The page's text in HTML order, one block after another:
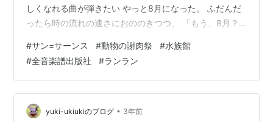
しくなれる曲が弾きたい やっと8月になった。 ふだんだ
ったら時の流れの速さにおののきつつ、 「もう、8月？
だ。 連日の暑さにもう閉口しており、これがあとまだ少
なくとも1か月半は続くのかと思うとげんなりする。 せっ
かく夏らしくていい曲だと思って選んだナザレーの「オ
デオン」もあまりやる気がしない。 特にフォルテで連打
のあるところなど、連続で部分練習をやっていると、手
#サン=サーンス #動物の謝肉祭 #水族館
#全音楽譜出版社 #ランラン
yuki-ukiukiのブログ • 3年前